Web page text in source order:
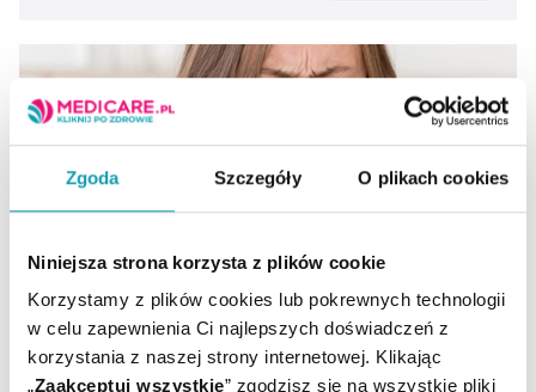
Zgoda Szczegóły O plikach cookies
Niniejsza strona korzysta z plików cookie
Korzystamy z plików cookies lub pokrewnych technologii
w celu zapewnienia Ci najlepszych doświadczeń z
korzystania z naszej strony internetowej. Klikając
„Zaakceptuj wszystkie” zgodzisz się na wszystkie pliki
Alergia: skąd się bierze?